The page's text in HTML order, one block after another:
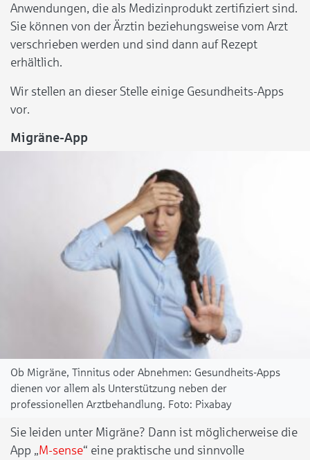
Anwendungen, die als Medizinprodukt zertifiziert sind.
Sie können von der Ärztin beziehungsweise vom Arzt
verschrieben werden und sind dann auf Rezept
erhältlich.
Wir stellen an dieser Stelle einige Gesundheits-Apps
vor.
Migräne-App
Ob Migräne, Tinnitus oder Abnehmen: Gesundheits-Apps
dienen vor allem als Unterstützung neben der
professionellen Arztbehandlung.
Pixabay
Sie leiden unter Migräne? Dann ist möglicherweise die
App „M-sense“ eine praktische und sinnvolle